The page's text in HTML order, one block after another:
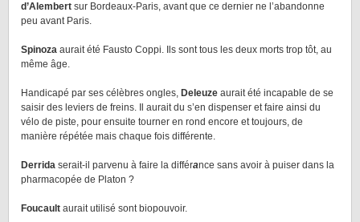
d’Alembert sur Bordeaux-Paris, avant que ce dernier ne l’abandonne
peu avant Paris.
Spinoza aurait été Fausto Coppi. Ils sont tous les deux morts trop tôt, au
même âge.
Handicapé par ses célèbres ongles, Deleuze aurait été incapable de se
saisir des leviers de freins. Il aurait du s’en dispenser et faire ainsi du
vélo de piste, pour ensuite tourner en rond encore et toujours, de
manière répétée mais chaque fois différente.
Derrida serait-il parvenu à faire la différance sans avoir à puiser dans la
pharmacopée de Platon ?
Foucault aurait utilisé sont biopouvoir.